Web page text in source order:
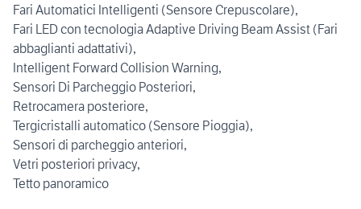
Fari Automatici Intelligenti (Sensore Crepuscolare),
Fari LED con tecnologia Adaptive Driving Beam Assist (Fari
abbaglianti adattativi),
Intelligent Forward Collision Warning,
Sensori Di Parcheggio Posteriori,
Retrocamera posteriore,
Tergicristalli automatico (Sensore Pioggia),
Sensori di parcheggio anteriori,
Vetri posteriori privacy,
Tetto panoramico